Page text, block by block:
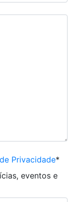
Privacidade*
eventos e